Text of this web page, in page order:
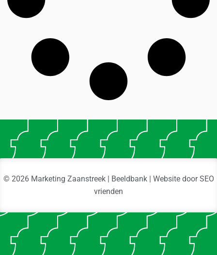
© 2026 Marketing Zaanstreek | Beeldbank | Website doorSEO
vrienden